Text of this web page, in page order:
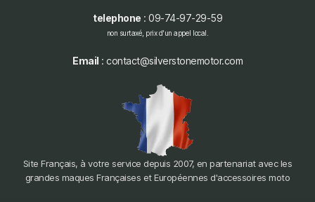
telephone : 09-74-97-29-59
non surtaxé, prix d'un appel local.
Email : contact@silverstonemotor.com
Site Français, à votre service depuis 2007, en partenariat avec les
grandes maques Françaises et Européennes d'accessoires moto